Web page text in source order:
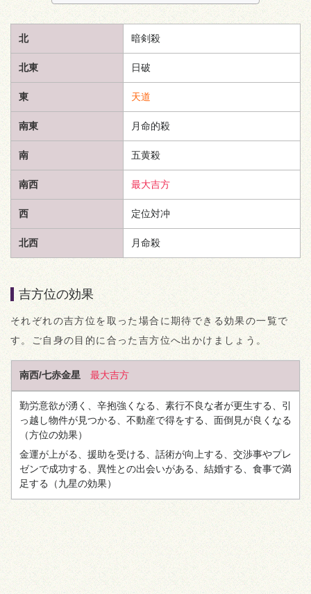
北 暗剣殺
北東 日破
東 天道
南東 月命的殺
南 五黄殺
南西 最大吉方
西 定位対冲
北西 月命殺
吉方位の効果
それぞれの吉方位を取った場合に期待できる効果の一覧で
す。ご自身の目的に合った吉方位へ出かけましょう。
南西/七赤金星 最大吉方
勤労意欲が湧く、辛抱強くなる、素行不良な者が更生する、引
っ越し物件が見つかる、不動産で得をする、面倒見が良くなる
（方位の効果）
金運が上がる、援助を受ける、話術が向上する、交渉事やプレ
ゼンで成功する、異性との出会いがある、結婚する、食事で満
足する （九星の効果）